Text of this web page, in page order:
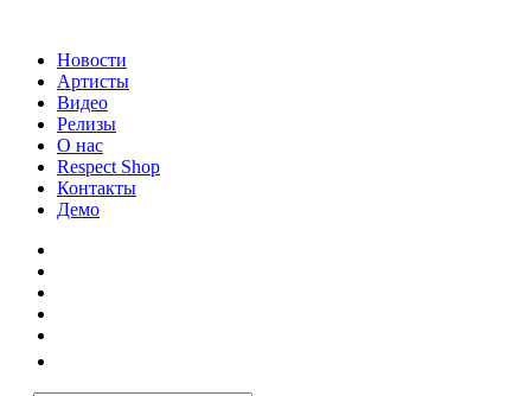
Новости
Артисты
Видео
Релизы
О нас
Respect Shop
Контакты
Демо